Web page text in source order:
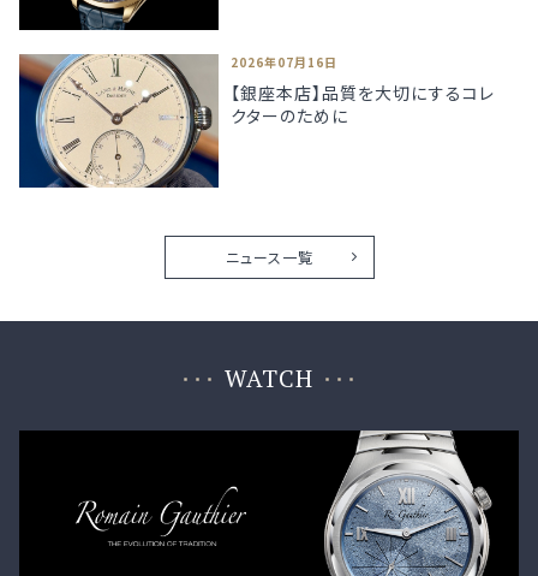
2026年07月16日
【銀座本店】品質を大切にするコレ
クターのために
ニュース一覧
WATCH